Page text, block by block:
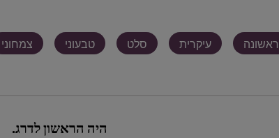
ראשונה עיקרית סלט טבעוני צמחוני
היה הראשון לדרג.